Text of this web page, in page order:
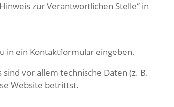
zur Verantwortlichen Stelle“ in
in ein Kontaktformular eingeben.
vor allem technische Daten (z. B.
Website betrittst.